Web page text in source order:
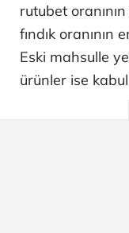
rutubet
fındık oranının
Eski mahsulle
ürünler ise